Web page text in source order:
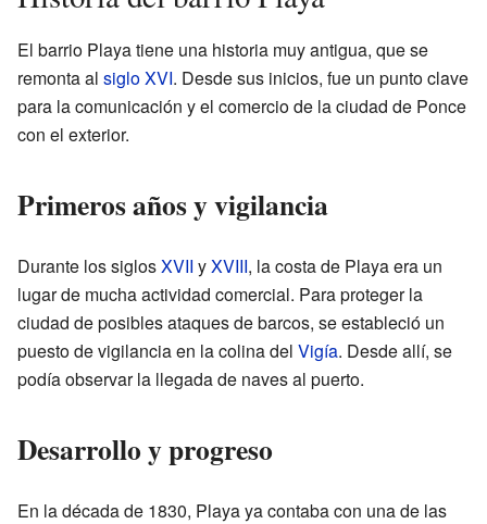
El barrio Playa tiene una historia muy antigua, que se
remonta al siglo XVI. Desde sus inicios, fue un punto clave
para la comunicación y el comercio de la ciudad de Ponce
con el exterior.
Primeros años y vigilancia
Durante los siglosXVII yXVIII, la costa de Playa era un
lugar de mucha actividad comercial. Para proteger la
ciudad de posibles ataques de barcos, se estableció un
puesto de vigilancia en la colina del Vigía. Desde allí, se
podía observar la llegada de naves al puerto.
Desarrollo y progreso
En la década de 1830, Playa ya contaba con una de las